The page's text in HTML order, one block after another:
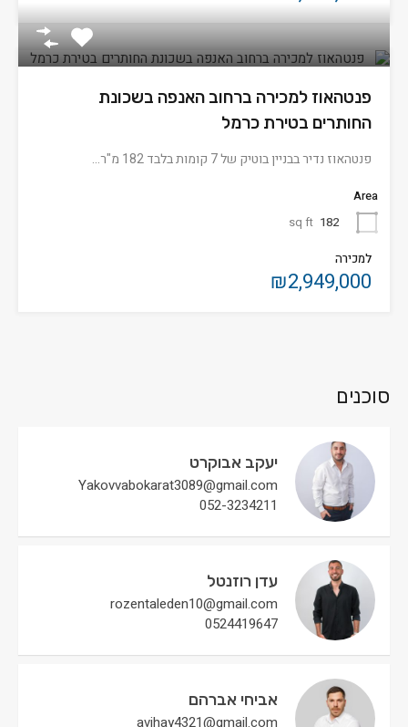
פנטהאוז למכירה ברחוב האנפה בשכונת
החותרים בטירת כרמל
פנטהאוז נדיר בבניין בוטיק של 7 קומות בלבד 182 מ"ר…
Area
182
sq ft
למכירה
₪2,949,000
סוכנים
יעקב אבוקרט
Yakovvabokarat3089@gmail.com
052-3234211
עדן רוזנטל
rozentaleden10@gmail.com
0524419647
אביחי אברהם
avihay4321@gmail.com